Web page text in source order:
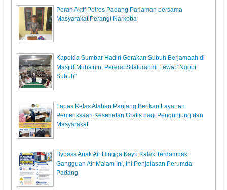
Peran Aktif Polres Padang Pariaman bersama
Masyarakat Perangi Narkoba
Kapolda Sumbar Hadiri Gerakan Subuh Berjamaah di
Masjid Muhsinin, Pererat Silaturahmi Lewat "Ngopi
Subuh"
Lapas Kelas Alahan Panjang Berikan Layanan
Pemeriksaan Kesehatan Gratis bagi Pengunjung dan
Masyarakat
Bypass Anak Air Hingga Kayu Kalek Terdampak
Gangguan Air Malam Ini, Ini Penjelasan Perumda
Padang